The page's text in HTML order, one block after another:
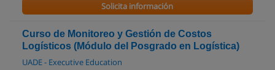
Solicita información
Curso de Monitoreo y Gestión de Costos
Logísticos (Módulo del Posgrado en Logística)
UADE - Executive Education